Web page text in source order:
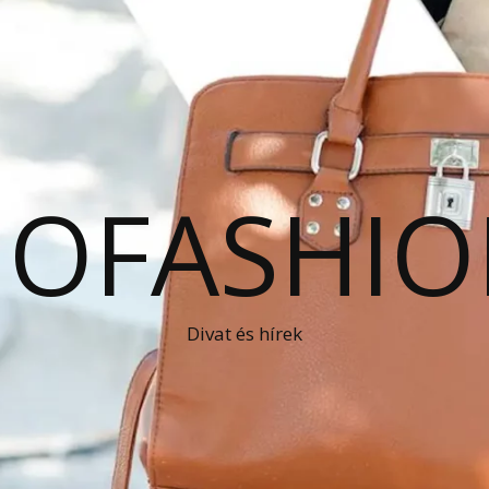
Divat és hírek